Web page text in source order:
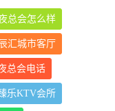
总会怎么样
汇城市客厅
总会电话
乐KTV会所